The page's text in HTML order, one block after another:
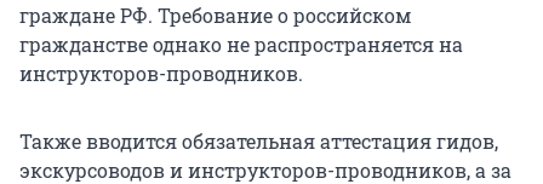
граждане РФ. Требование о российском
гражданстве однако не распространяется на
инструкторов-проводников.
Также вводится обязательная аттестация гидов,
экскурсоводов и инструкторов-проводников, а за